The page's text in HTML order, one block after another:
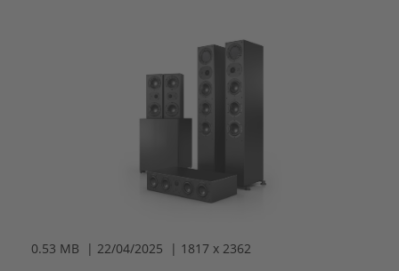
0.53 MB | 22/04/2025 | 1817 x 2362